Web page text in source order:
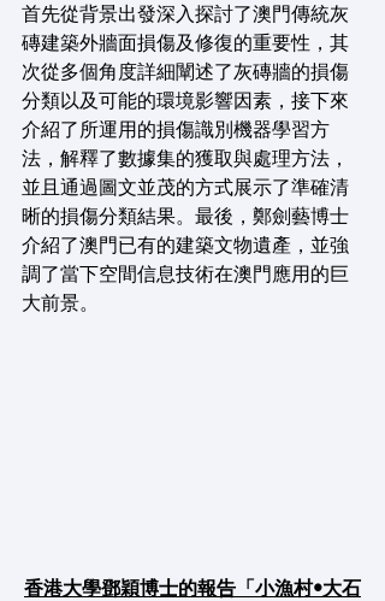
首先從背景出發深入探討了澳門傳統灰
磚建築外牆面損傷及修復的重要性，其
次從多個角度詳細闡述了灰磚牆的損傷
分類以及可能的環境影響因素，接下來
介紹了所運用的損傷識別機器學習方
法，解釋了數據集的獲取與處理方法，
並且通過圖文並茂的方式展示了準確清
晰的損傷分類結果。最後，鄭劍藝博士
介紹了澳門已有的建築文物遺產，並強
調了當下空間信息技術在澳門應用的巨
大前景。
香港大學鄧穎博士的報告「小漁村•大石